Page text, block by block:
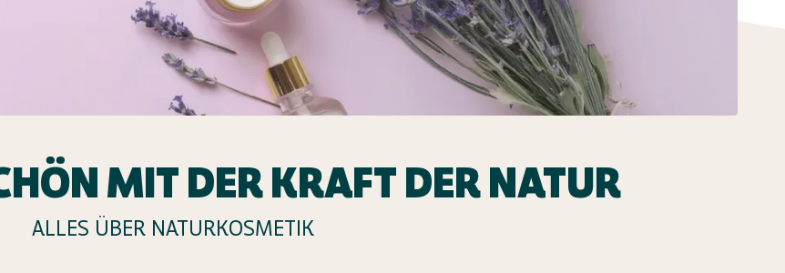
MIT DER KRAFT DER NATUR
ALLES ÜBER NATURKOSMETIK